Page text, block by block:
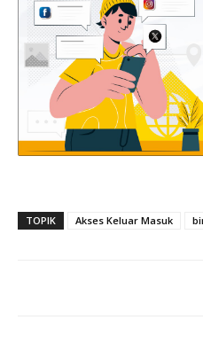
TOPIK Akses Keluar Masuk